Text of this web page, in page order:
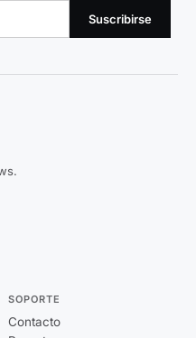
Suscribirse
SOPORTE
Contacto